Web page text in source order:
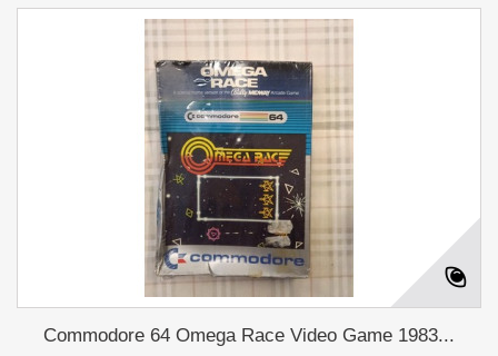
Commodore 64 Omega Race Video Game 1983...